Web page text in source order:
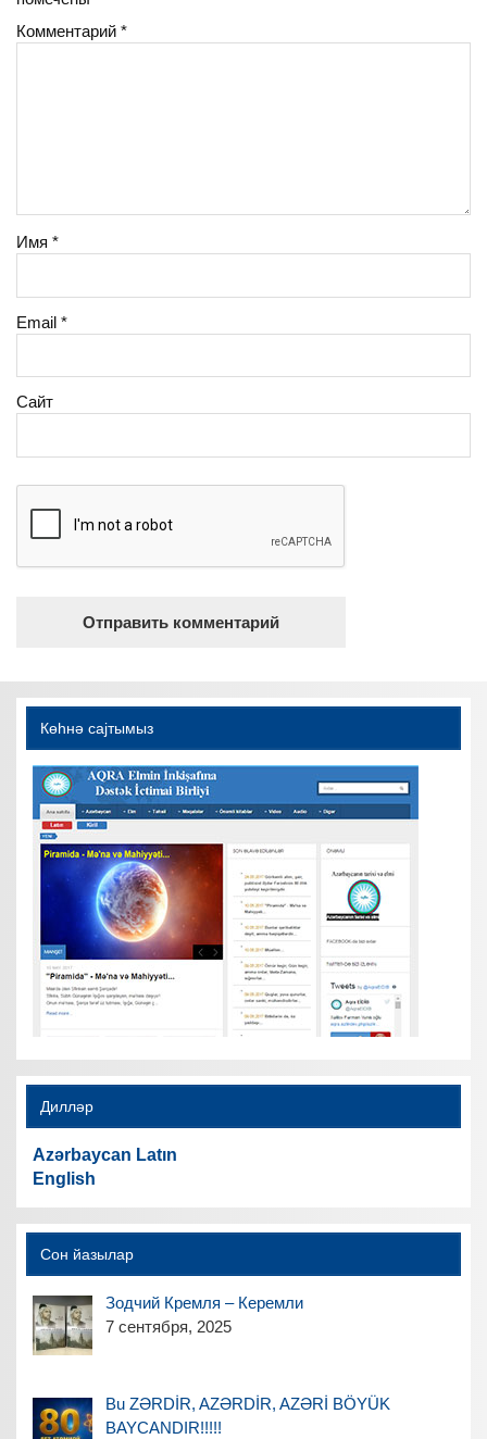
Комментарий*
Имя*
Email*
Сайт
Көһнә саjтымыз
Дилләр
Azərbaycan Latın
English
Сон йазылар
Зодчий Кремля – Керемли
7 сентября, 2025
Bu ZƏRDİR, AZƏRDİR, AZƏRİ BÖYÜK
BAYCANDIR!!!!!